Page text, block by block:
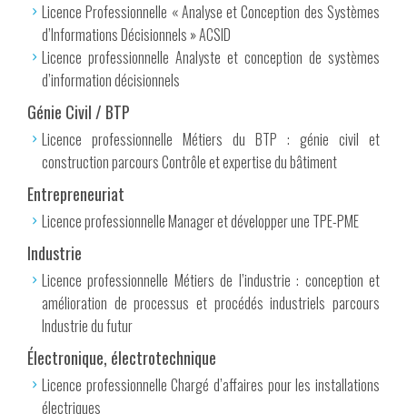
Licence Professionnelle « Analyse et Conception des Systèmes
d’Informations Décisionnels » ACSID
Licence professionnelle Analyste et conception de systèmes
d’information décisionnels
Génie Civil / BTP
Licence professionnelle Métiers du BTP : génie civil et
construction parcours Contrôle et expertise du bâtiment
Entrepreneuriat
Licence professionnelle Manager et développer une TPE-PME
Industrie
Licence professionnelle Métiers de l’industrie : conception et
amélioration de processus et procédés industriels parcours
Industrie du futur
Électronique, électrotechnique
Licence professionnelle Chargé d’affaires pour les installations
électriques